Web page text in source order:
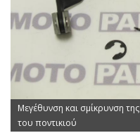
Μεγέθυνση και σμίκρυνση
του ποντικιού